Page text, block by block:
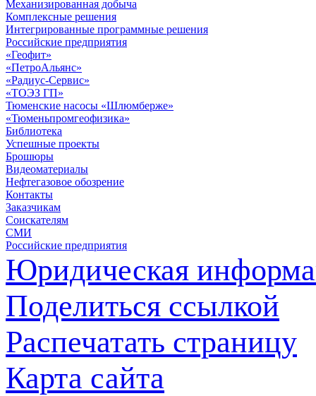
Механизированная добыча
Комплексные решения
Интегрированные программные решения
Российские предприятия
«Геофит»
«ПетроАльянс»
«Радиус-Сервис»
«ТОЭЗ ГП»
Тюменские насосы «Шлюмберже»
«Тюменьпромгеофизика»
Библиотека
Успешные проекты
Брошюры
Видеоматериалы
Нефтегазовое обозрение
Контакты
Заказчикам
Соискателям
СМИ
Российские предприятия
Юридическая
Поделиться ссылкой
Распечатать страницу
Карта сайта